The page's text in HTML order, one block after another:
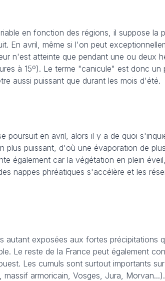
en fonction des régions, il suppose la
En avril, même si l'on peut
n'est atteinte que pendant une ou deux
à 15º). Le terme "canicule" est donc
aussi puissant que durant les mois d'été.
poursuit en avril, alors il y a de quoi
plus puissant, d'où une évaporation de
également car la végétation en plein
nappes phréatiques s'accélère et les
autant exposées aux fortes précipitations
Le reste de la France peut également
Les cumuls sont surtout importants
armoricain, Vosges, Jura,